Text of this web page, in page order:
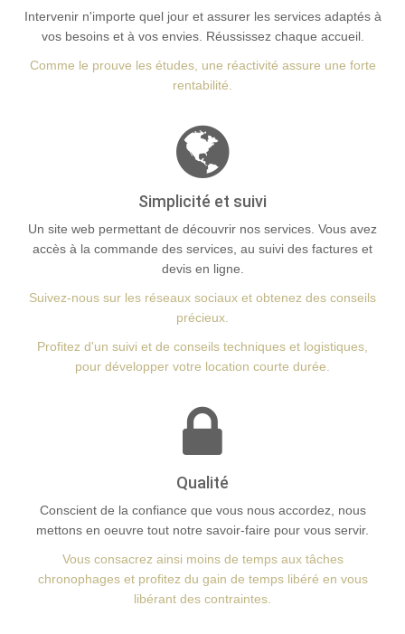
Intervenir n'importe quel jour et assurer les services adaptés à
vos besoins et à vos envies. Réussissez chaque accueil.
Comme le prouve les études, une réactivité assure une forte
rentabilité.
Simplicité et suivi
Un site web permettant de découvrir nos services. Vous avez
accès à la commande des services, au suivi des factures et
devis en ligne.
Suivez-nous sur les réseaux sociaux et obtenez des conseils
précieux.
Profitez d'un suivi et de conseils techniques et logistiques,
pour développer votre location courte durée.
Qualité
Conscient de la confiance que vous nous accordez, nous
mettons en oeuvre tout notre savoir-faire pour vous servir.
Vous consacrez ainsi moins de temps aux tâches
chronophages et profitez du gain de temps libéré en vous
libérant des contraintes.